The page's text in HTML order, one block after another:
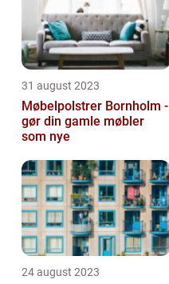
31 august 2023
Møbelpolstrer Bornholm -
gør din gamle møbler
som nye
24 august 2023